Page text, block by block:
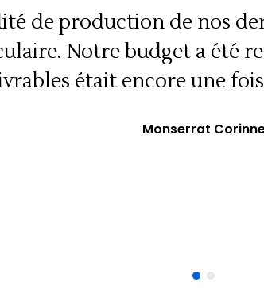
de production de nos
Notre budget a été
était encore une
Monserrat